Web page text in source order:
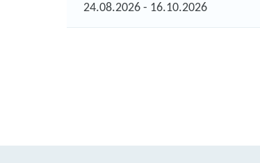
24.08.2026 - 16.10.2026